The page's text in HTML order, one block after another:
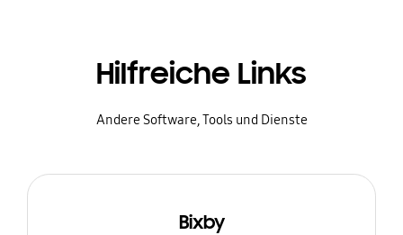
Hilfreiche Links
Andere Software, Tools und Dienste
Bixby